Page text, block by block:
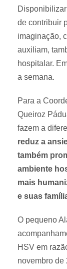
de contribuir
imaginação,
auxiliam,
hospitalar.
a semana.
Para a
Queiroz
fazem a
reduz a
também
ambiente
mais
e suas
O pequeno
HSV em
novembro de